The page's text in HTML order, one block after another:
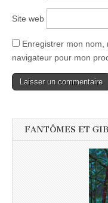
Site web
Enregistrer mon nom,
navigateur pour mon
FANTÔMES ET